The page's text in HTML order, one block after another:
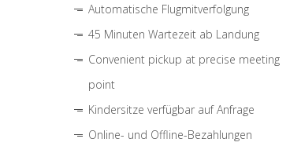
Automatische Flugmitverfolgung
45 Minuten Wartezeit ab Landung
Convenient pickup at precise meeting
point
Kindersitze verfügbar auf Anfrage
Online- und Offline-Bezahlungen